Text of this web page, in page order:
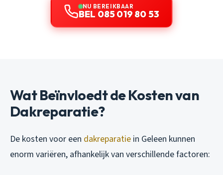
NU BEREIKBAAR
BEL 085 019 80 53
Wat Beïnvloedt de Kosten van
Dakreparatie?
De kosten voor een dakreparatie in Geleen kunnen
enorm variëren, afhankelijk van verschillende factoren: